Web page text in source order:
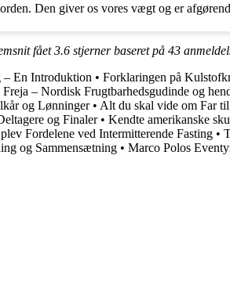
Den giver os vores vægt og er
fået3.6 stjerner baseret på 43
En Introduktion • Forklaringen på
– Nordisk Frugtbarhedsgudinde og
og Lønninger• Alt du skal vide om Far
og Finaler• Kendte amerikanske
Fordelene ved Intermitterende Fasting •
og Sammensætning • Marco Polos